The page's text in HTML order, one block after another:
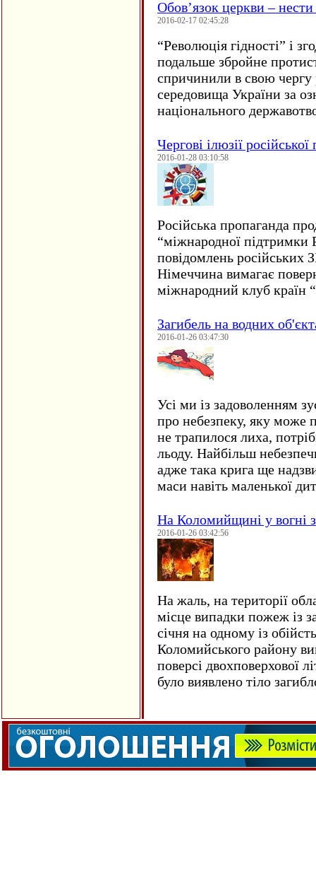
Обов’язок церкви –
2016-02-17 02:45:28
“Революція гідності” і
подальше збройне
спричинили в свою чергу
середовища України за
національного
Чергові ілюзії
2016-01-28 03:10:58
Російська пропаганда
“міжнародної підтримки
повідомлень російських
Німеччина вимагає
міжнародний клуб країн
Загибель на водних
2016-01-26 03:47:30
Усі ми із задоволенням
про небезпеку, яку може
не трапилося лиха,
льоду. Найбільш
адже така крига ще
маси навіть маленької
На Коломийщині у вогні
2016-01-26 03:42:56
На жаль, на території
місце випадки пожеж із
січня на одному із
Коломийського району
поверсі двохповерхової
було виявлено тіло